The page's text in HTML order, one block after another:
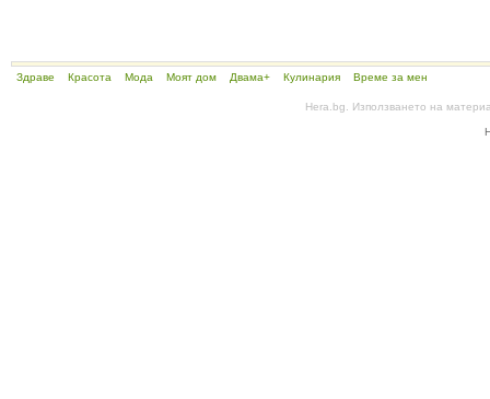
Здраве Красота Мода Моят дом Двама+ Кулинария Време за мен
Hera.bg. Използването на